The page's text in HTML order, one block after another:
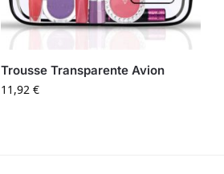
Trousse Transparente Avion
11,92 €